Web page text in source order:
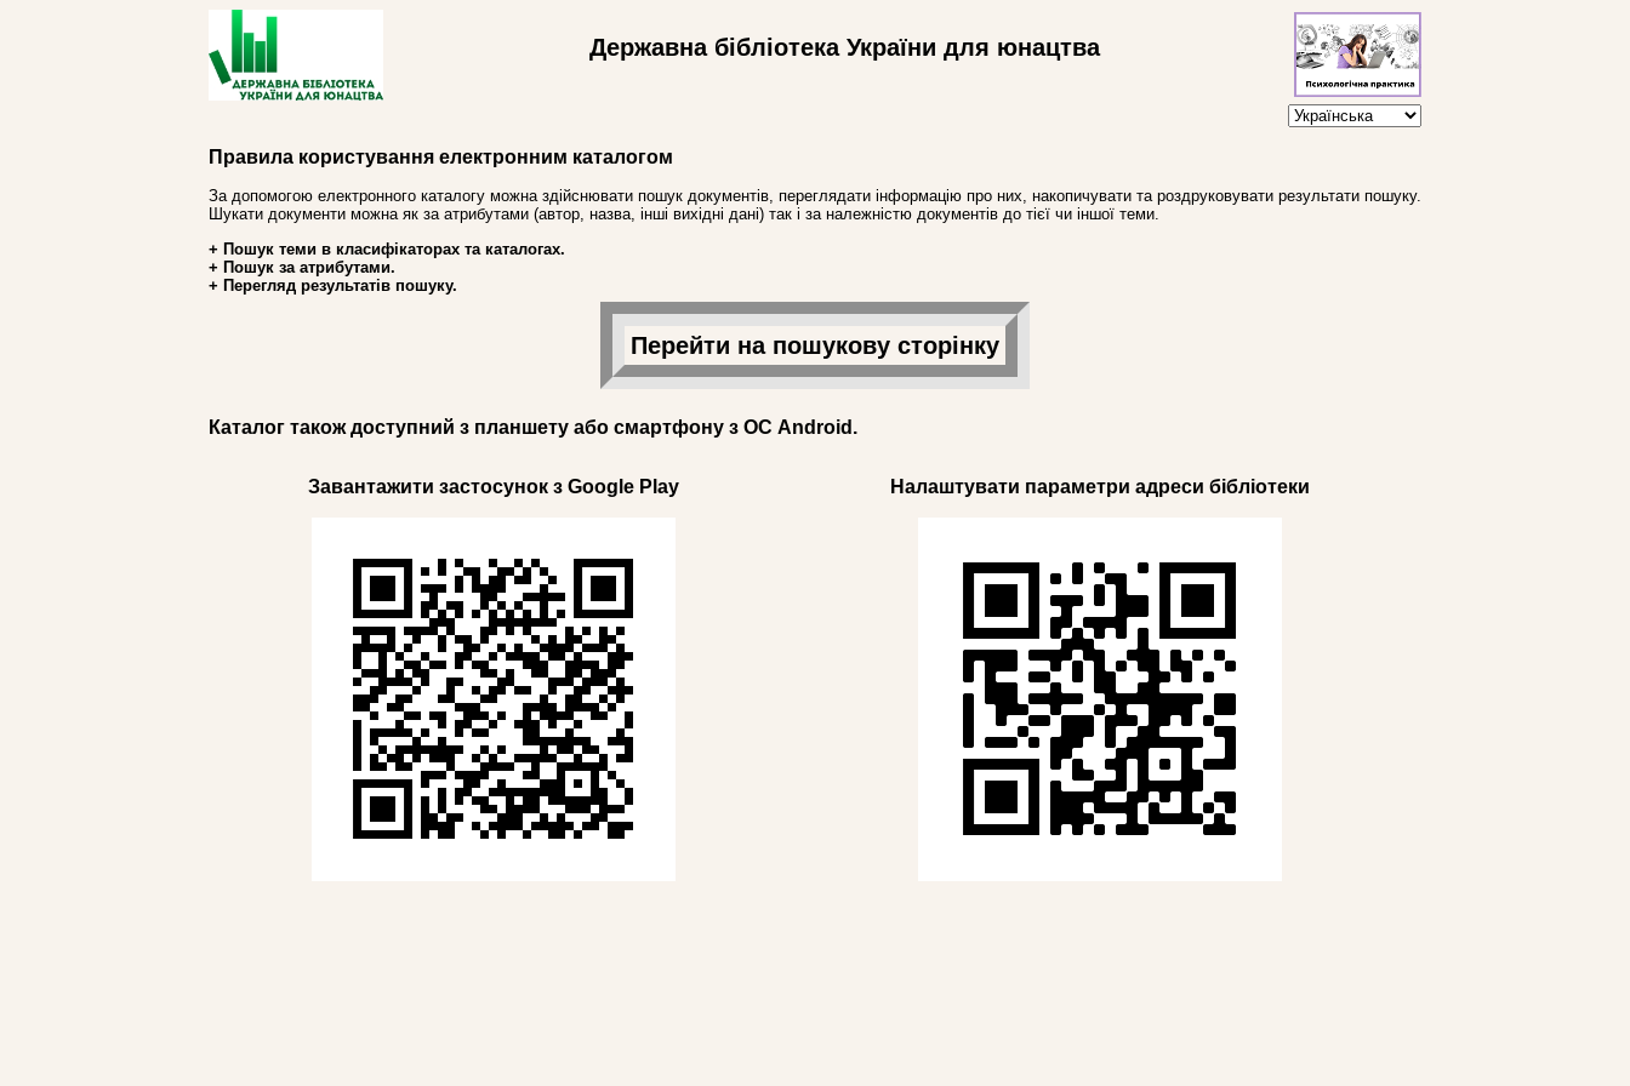
Державна бібліотека України для юнацтва
Правила користування електронним каталогом
За допомогою електронного каталогу можна здійснювати пошук документів, переглядати інформацію про них, накопичувати та роздруковувати результати пошуку.
Шукати документи можна як за атрибутами (автор, назва, інші вихідні дані) так і за належністю документів до тієї чи іншої теми.
+ Пошук теми в класифікаторах та каталогах.
+ Пошук за атрибутами.
+ Перегляд результатів пошуку.
Перейти на пошукову сторінку
Каталог також доступний з планшету або смартфону з ОС Android.
Завантажити застосунок з Google Play Налаштувати параметри адреси бібліотеки